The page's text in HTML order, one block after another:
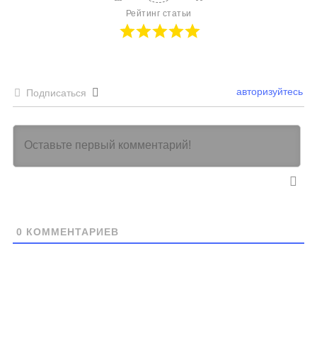
Рейтинг статьи
Подписаться авторизуйтесь
0 КОММЕНТАРИЕВ